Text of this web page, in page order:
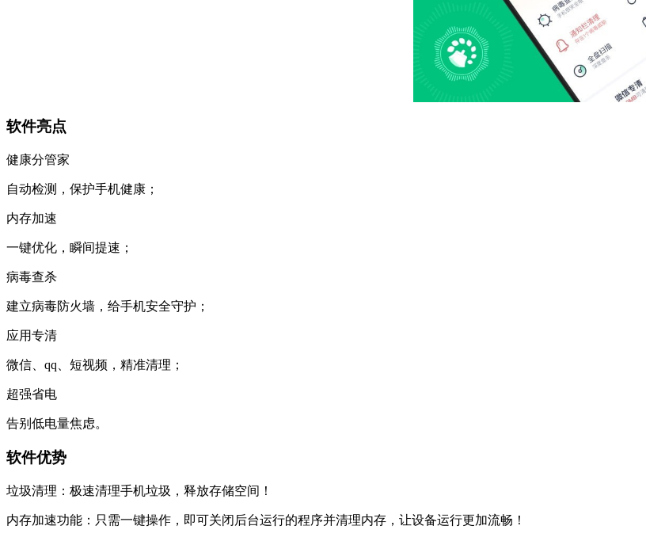
软件亮点
健康分管家
自动检测，保护手机健康；
内存加速
一键优化，瞬间提速；
病毒查杀
建立病毒防火墙，给手机安全守护；
应用专清
微信、qq、短视频，精准清理；
超强省电
告别低电量焦虑。
软件优势
垃圾清理：极速清理手机垃圾，释放存储空间！
内存加速功能：只需一键操作，即可关闭后台运行的程序并清理内存，让设备运行更加流畅！